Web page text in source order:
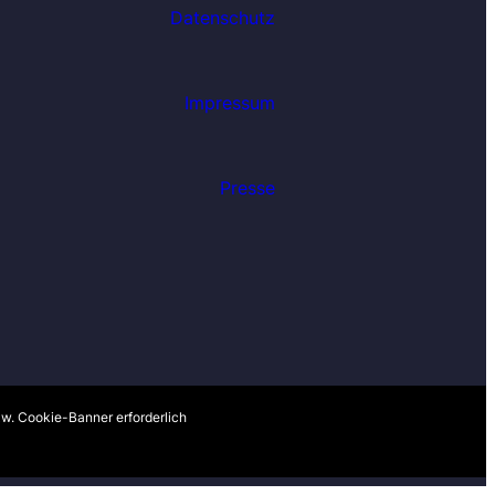
spenden
Datenschutz
Impressum
Presse
Cookie-Banner erforderlich